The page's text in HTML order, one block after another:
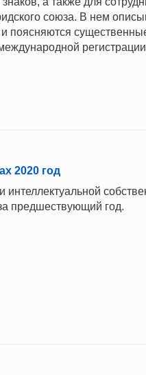
союза. В нем
поясняются
2020 год
интеллектуальной
предшествующий год.